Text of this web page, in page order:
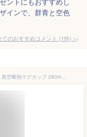
インで、群青と空色
てのおすすめコメント (1件) >
名入れ サーモス 蓋付き マグカップ 保温 保冷 真空断熱マグカップ 280ml JDG-281C THERMOS 真空断熱マグ おしゃれ フタ付 北欧 かわいい (アッシュブルー)